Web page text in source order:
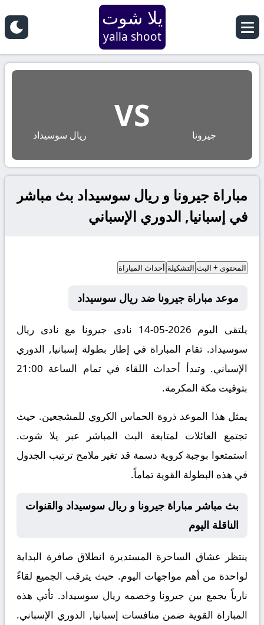
يلا شوت
yalla shoot
جيرونا
VS
ريال سوسيداد
مباراة جيرونا و ريال سوسيداد بث مباشر
في إسبانيا, الدوري الإسباني
المحتوى + البث التشكيلة أحداث المباراة
موعد مباراة جيرونا ضد ريال سوسيداد
يلتقى اليوم 2026-05-14 نادى جيرونا مع نادى ريال
سوسيداد. تقام المباراة في إطار بطولة إسبانيا, الدوري
الإسباني. وتبدأ أحداث اللقاء في تمام الساعة 21:00
بتوقيت مكة المكرمة.
يمثل هذا الموعد ذروة الحماس الكروي للمشجعين. حيث
تجتمع العائلات لمتابعة البث المباشر عبر يلا شوت.
استمتعوا بوجبة كروية دسمة قد تغير ملامح ترتيب الجدول
في هذه البطولة القوية تماماً.
بث مباشر مباراة جيرونا و ريال سوسيداد والقنوات
الناقلة اليوم
ينتظر عشاق الساحرة المستديرة انطلاق صافرة البداية
لواحدة من أهم مواجهات اليوم. حيث يترقب الجميع لقاءً
نارياً يجمع بين جيرونا وخصمهريال سوسيداد. تأتي هذه
المباراة القوية ضمن منافسات إسبانيا, الدوري الإسباني.